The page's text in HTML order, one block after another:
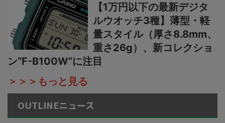
【1万円以下の最新デジタ
ルウオッチ3種】薄型・軽
量スタイル（厚さ8.8mm、
重さ26g）、新コレクショ
ン“F-B100W”に注目
＞＞＞もっと見る
OUTLINEニュース